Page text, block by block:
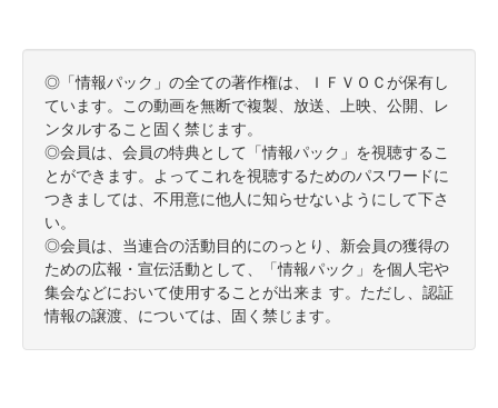
◎「情報パック」の全ての著作権は、ＩＦＶＯＣが保有し
ています。この動画を無断で複製、放送、上映、公開、レ
ンタルすること固く禁じます。
◎会員は、会員の特典として「情報パック」を視聴するこ
とができます。よってこれを視聴するためのパスワードに
つきましては、不用意に他人に知らせないようにして下さ
い。
◎会員は、当連合の活動目的にのっとり、新会員の獲得の
ための広報・宣伝活動として、「情報パック」を個人宅や
集会などにおいて使用することが出来ま す。ただし、認証
情報の譲渡、については、固く禁じます。